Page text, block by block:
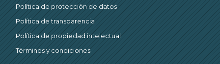
Política de protección de datos
Política de transparencia
Política de propiedad intelectual
Términos y condiciones